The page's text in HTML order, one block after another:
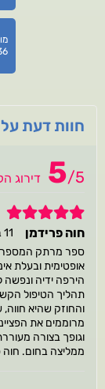
חוות דעת
5/5 דירוג
5
חוה פרידמן
11 בינואר 2026
ספר מרתק המספר
אופטימית ובעלת
הירפה ידיה
תהליך הטיפול
והחוזק שהיא
מרוממים את
וגופך בצורה
ממליצה בחום. חוה